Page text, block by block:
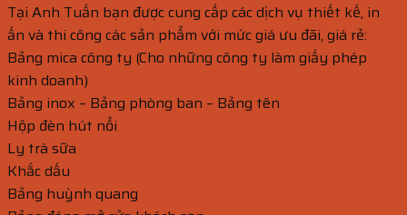
Tại Anh Tuấn bạn được cung cấp các dịch vụ thiết kế, in
ấn và thi công các sản phẩm với mức giá ưu đãi, giá rẻ:
Bảng mica công ty (Cho những công ty làm giấy phép
kinh doanh)
Bảng inox – Bảng phòng ban – Bảng tên
Hộp đèn hút nổi
Ly trà sữa
Khắc dấu
Bảng huỳnh quang